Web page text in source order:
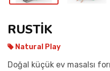
RUSTİK
Natural Play
Doğal küçük ev masalsı